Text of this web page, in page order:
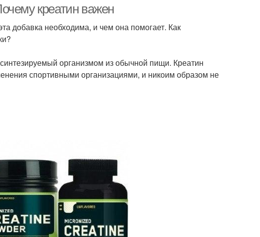
креатин важен
добавка необходима, и чем она помогает. Как
организмом из обычной пищи. Креатин
спортивными организациями, и никоим образом не